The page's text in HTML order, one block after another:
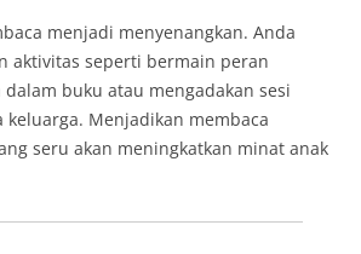
menjadi menyenangkan. Anda
aktivitas seperti bermain peran
buku atau mengadakan sesi
keluarga. Menjadikan membaca
seru akan meningkatkan minat anak